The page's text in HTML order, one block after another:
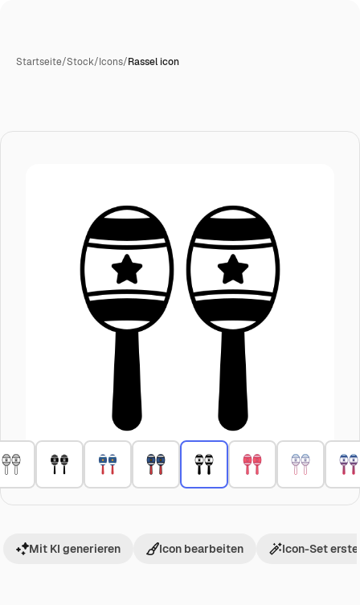
Startseite/Stock/Icons/Rassel icon
Mit KI generieren Icon bearbeiten Icon-Set